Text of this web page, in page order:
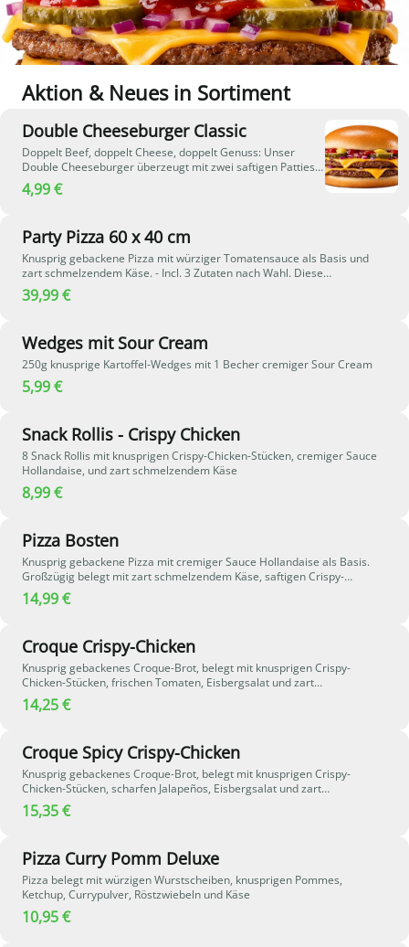
Aktion & Neues in Sortiment
Double Cheeseburger Classic
Doppelt Beef, doppelt Cheese, doppelt Genuss: Unser
Double Cheeseburger überzeugt mit zwei saftigen Patties
aus 100 % deutschem Rindfleisch, geschmolzenem Käse,
knackigen Gurken, frischen Zwiebeln sowie Ketchup und
4,99 €
Party Pizza 60 x 40 cm
Knusprig gebackene Pizza mit würziger Tomatensauce als Basis und
zart schmelzendem Käse. - Incl. 3 Zutaten nach Wahl. Diese
Wunschpizza kann ganz nach eigenem Geschmack individuell belegt
werden - stelle dir deine Lieblingspizza einfach selbst zusammen.
39,99 €
Wedges mit Sour Cream
250g knusprige Kartoffel-Wedges mit 1 Becher cremiger Sour Cream
5,99 €
Snack Rollis - Crispy Chicken
8 Snack Rollis mit knusprigen Crispy-Chicken-Stücken, cremiger Sauce
Hollandaise, und zart schmelzendem Käse
8,99 €
Pizza Bosten
Knusprig gebackene Pizza mit cremiger Sauce Hollandaise als Basis.
Großzügig belegt mit zart schmelzendem Käse, saftigen Crispy-
Chicken-Stücken und frischem Broccoli. Frische rote Zwiebeln sorgen
für eine leichte Würze, während eine weitere Schicht Sauce Hollandaise
14,99 €
Croque Crispy-Chicken
Knusprig gebackenes Croque-Brot, belegt mit knusprigen Crispy-
Chicken-Stücken, frischen Tomaten, Eisbergsalat und zart
schmelzendem Gouda-Käse - eine herzhafte Kombination aus knusprig
und frisch.
14,25 €
Croque Spicy Crispy-Chicken
Knusprig gebackenes Croque-Brot, belegt mit knusprigen Crispy-
Chicken-Stücken, scharfen Jalapeños, Eisbergsalat und zart
schmelzendem Gouda-Käse. Verfeinert mit würziger Spicy-
Cocktailsauce - eine pikante und aromatische Kombination
15,35 €
Pizza Curry Pomm Deluxe
Pizza belegt mit würzigen Wurstscheiben, knusprigen Pommes,
Ketchup, Currypulver, Röstzwiebeln und Käse
10,95 €